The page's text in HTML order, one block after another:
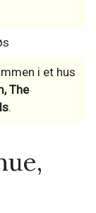
i et hus
The
.